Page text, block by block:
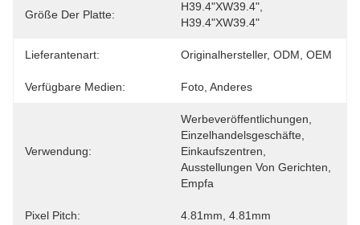
Größe Der Platte:
H39.4"xW39.4",
H39.4"xW39.4"
Lieferantenart: Originalhersteller, ODM, OEM
Verfügbare Medien: Foto, Anderes
Verwendung:
Werbeveröffentlichungen,
Einzelhandelsgeschäfte,
Einkaufszentren,
Ausstellungen Von Gerichten,
Empfa
Pixel Pitch: 4.81mm, 4.81mm